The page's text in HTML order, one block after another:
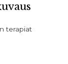
terapiat